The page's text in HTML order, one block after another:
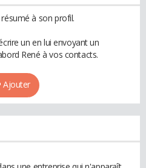
à son profil.
un en lui envoyant un
René à vos contacts.
Ajouter